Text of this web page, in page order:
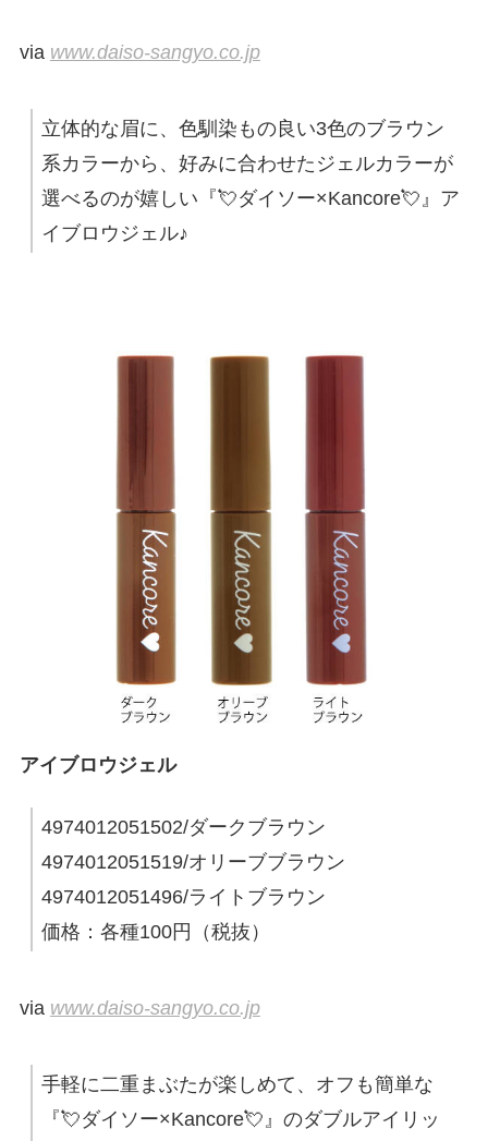
via www.daiso-sangyo.co.jp
立体的な眉に、色馴染もの良い3色のブラウン
系カラーから、好みに合わせたジェルカラーが
選べるのが嬉しい『💘ダイソー×Kancore💘』ア
イブロウジェル♪
アイブロウジェル
4974012051502/ダークブラウン
4974012051519/オリーブブラウン
4974012051496/ライトブラウン
価格：各種100円（税抜）
via www.daiso-sangyo.co.jp
手軽に二重まぶたが楽しめて、オフも簡単な
『💘ダイソー×Kancore💘』のダブルアイリッ